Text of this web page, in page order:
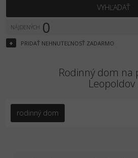
VYHĽADAŤ
NÁJDENÝCH 0
+ PRIDAŤ NEHNUTEĽNOSŤ ZADARMO
Rodinný dom na
Leopoldov
rodinný dom